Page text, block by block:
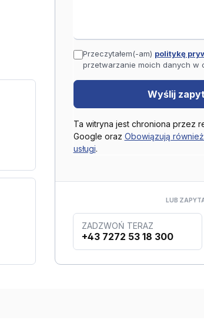
Przeczytałem(-am) politykę
przetwarzanie moich danych w
Wyślij
Ta witryna jest chroniona przez
Google oraz Obowiązują
usługi.
LUB
ZADZWOŃ TERAZ
+43 7272 53 18 300